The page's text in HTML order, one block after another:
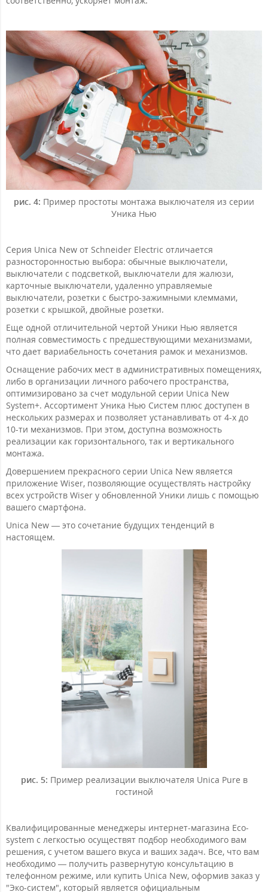
рис. 4: Пример простоты монтажа выключателя из серии
Уника Нью
Серия Unica New от Schneider Electric отличается
разносторонностью выбора: обычные выключатели,
выключатели с подсветкой, выключатели для жалюзи,
карточные выключатели, удаленно управляемые
выключатели, розетки с быстро-зажимными клеммами,
розетки с крышкой, двойные розетки.
Еще одной отличительной чертой Уники Нью является
полная совместимость с предшествующими механизмами,
что дает вариабельность сочетания рамок и механизмов.
Оснащение рабочих мест в административных помещениях,
либо в организации личного рабочего пространства,
оптимизировано за счет модульной серии Unica New
System+. Ассортимент Уника Нью Систем плюс доступен в
нескольких размерах и позволяет устанавливать от 4-х до
10-ти механизмов. При этом, доступна возможность
реализации как горизонтального, так и вертикального
монтажа.
Довершением прекрасного серии Unica New является
приложение Wiser, позволяющие осуществлять настройку
всех устройств Wiser у обновленной Уники лишь с помощью
вашего смартфона.
Unica New — это сочетание будущих тенденций в
настоящем.
рис. 5: Пример реализации выключателя Unica Pure в
гостиной
Квалифицированные менеджеры интернет-магазина Eco-
system с легкостью осуществят подбор необходимого вам
решения, с учетом вашего вкуса и ваших задач. Все, что вам
необходимо — получить развернутую консультацию в
телефонном режиме, или купить Unica New, оформив заказ у
"Эко-систем", который является официальным